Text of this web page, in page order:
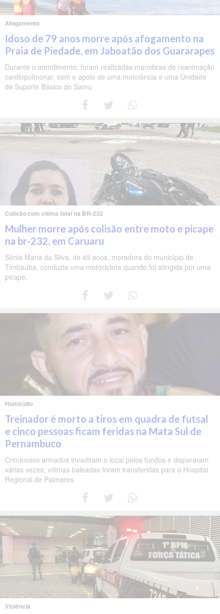
Afogamento
Idoso de 79 anos morre após afogamento na
Praia de Piedade, em Jaboatão dos Guararapes
Durante o atendimento, foram realizadas manobras de reanimação
cardiopulmonar, com o apoio de uma motolância e uma Unidade
de Suporte Básico do Samu
Colisão com vítima fatal na BR-232
Mulher morre após colisão entre moto e picape
na br-232, em Caruaru
Sônia Maria da Silva, de 49 anos, moradora do município de
Timbaúba, conduzia uma motocicleta quando foi atingida por uma
picape.
Homicídio
Treinador é morto a tiros em quadra de futsal
e cinco pessoas ficam feridas na Mata Sul de
Pernambuco
Criminosos armados invadiram o local pelos fundos e dispararam
várias vezes; vítimas baleadas foram transferidas para o Hospital
Regional de Palmares
Violência